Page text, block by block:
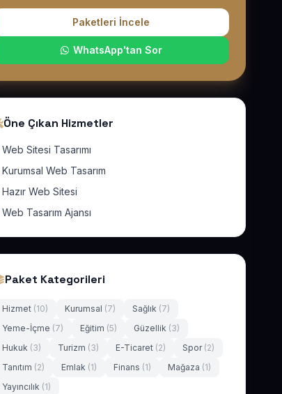
Paketleri İncele
WhatsApp'tan Sor
Öne Çıkan Hizmetler
Web Sitesi Tasarımı
Kurumsal Web Tasarım
Hazır Web Sitesi
Web Tasarım Ajansı
Paket Kategorileri
Hizmet (10) Kurumsal (7) Sağlık (7)
Yeme-İçme (7) Eğitim (5) Güzellik (3)
Hukuk (3) Turizm (3) E-Ticaret (2) Spor (2)
Tanıtım (2) Emlak (1) Finans (1) Mağaza (1)
Yayıncılık (1)